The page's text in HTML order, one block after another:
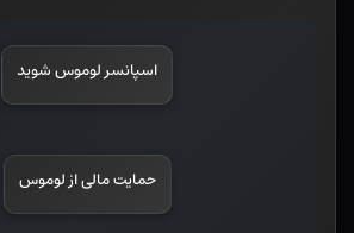
اسپانسر لوموس شوید
حمایت مالی از لوموس